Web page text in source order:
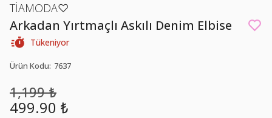
TİAMODA♡
Arkadan Yırtmaçlı Askılı Denim Elbise
Tükeniyor
Ürün Kodu: 7637
1,199 ₺
499.90 ₺